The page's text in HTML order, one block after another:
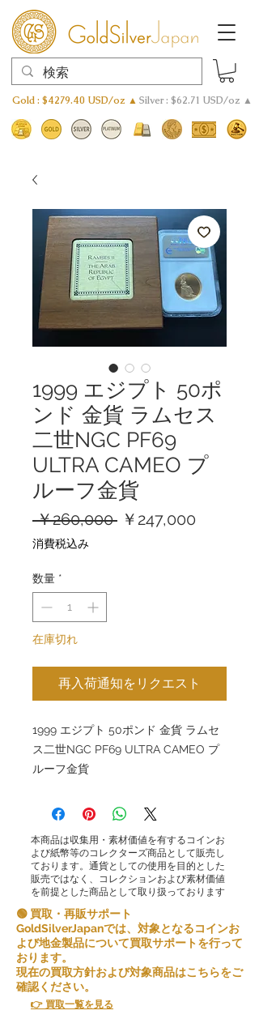
Gold : $4279.40 USD/oz ▲ Silver : $62.71 USD/oz ▲
1999 エジプト 50ポ
ンド 金貨 ラムセス
二世NGC PF69
ULTRA CAMEO プ
ルーフ金貨
￥260,000 通￥247,000
消費税込み
数量 *
在庫切れ
再入荷通知をリクエスト
1999 エジプト 50ポンド 金貨 ラムセ
ス二世NGC PF69 ULTRA CAMEO プ
ルーフ金貨
本商品は収集用・素材価値を有するコインお
よび紙幣等のコレクターズ商品として販売し
ております。通貨としての使用を目的とした
販売ではなく、コレクションおよび素材価値
を前提とした商品として取り扱っております
🟢 買取・再販サポート
GoldSilverJapanでは、対象となるコインお
よび地金製品について買取サポートを行って
おります。
現在の買取方針および対象商品はこちらをご
確認ください。
👉 買取一覧を見る